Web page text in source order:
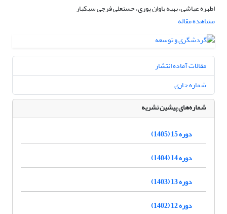
اطهره عیاشی، بهیه باوان پوری، حسنعلی فرجی سبکبار
مشاهده مقاله
مقالات آماده انتشار
شماره جاری
شماره‌های پیشین نشریه
دوره 15 (1405)
دوره 14 (1404)
دوره 13 (1403)
دوره 12 (1402)